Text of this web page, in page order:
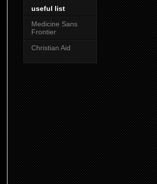
useful list
Medicine Sans
Frontier
Christian Aid